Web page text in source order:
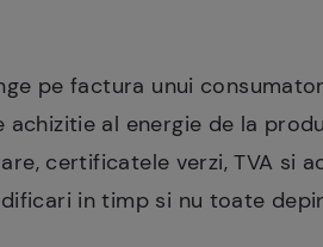
pe factura unui
al energie de la
certificatele verzi, TVA si
in timp si nu toate